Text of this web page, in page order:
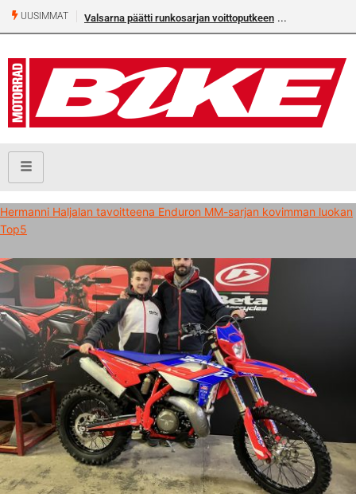
UUSIMMAT Valsarna päätti runkosarjan voittoputkeen
Hermanni Haljalan tavoitteena Enduron MM-sarjan kovimman luokan
Top5